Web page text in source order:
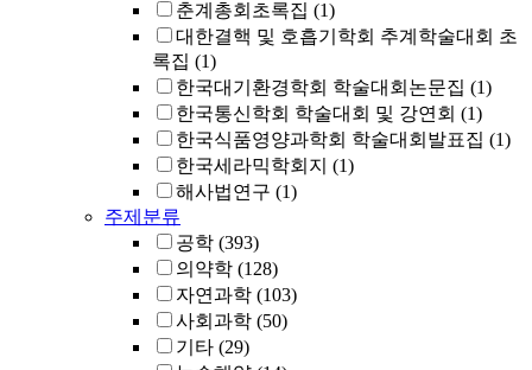
춘계총회초록집 (1)
대한결핵 및 호흡기학회 추계학술대회 초
록집 (1)
한국대기환경학회 학술대회논문집 (1)
한국통신학회 학술대회 및 강연회 (1)
한국식품영양과학회 학술대회발표집 (1)
한국세라믹학회지 (1)
해사법연구 (1)
주제분류
공학 (393)
의약학 (128)
자연과학 (103)
사회과학 (50)
기타 (29)